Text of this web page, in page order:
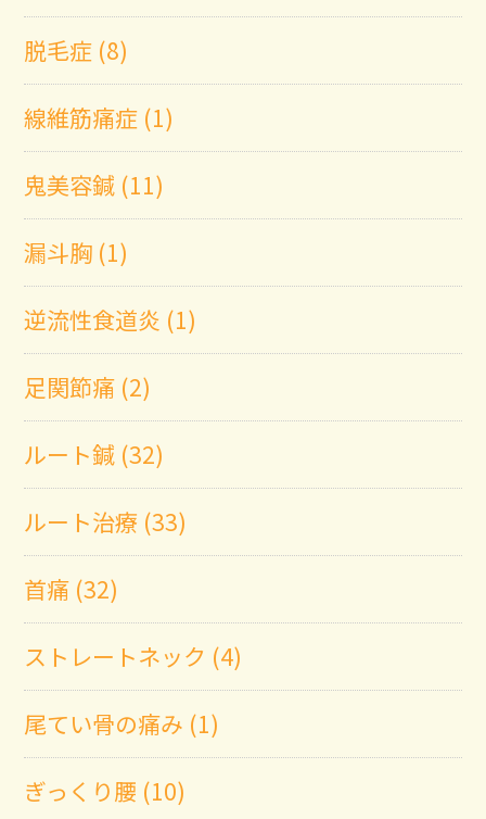
脱毛症 (8)
線維筋痛症 (1)
鬼美容鍼 (11)
漏斗胸 (1)
逆流性食道炎 (1)
足関節痛 (2)
ルート鍼 (32)
ルート治療 (33)
首痛 (32)
ストレートネック (4)
尾てい骨の痛み (1)
ぎっくり腰 (10)